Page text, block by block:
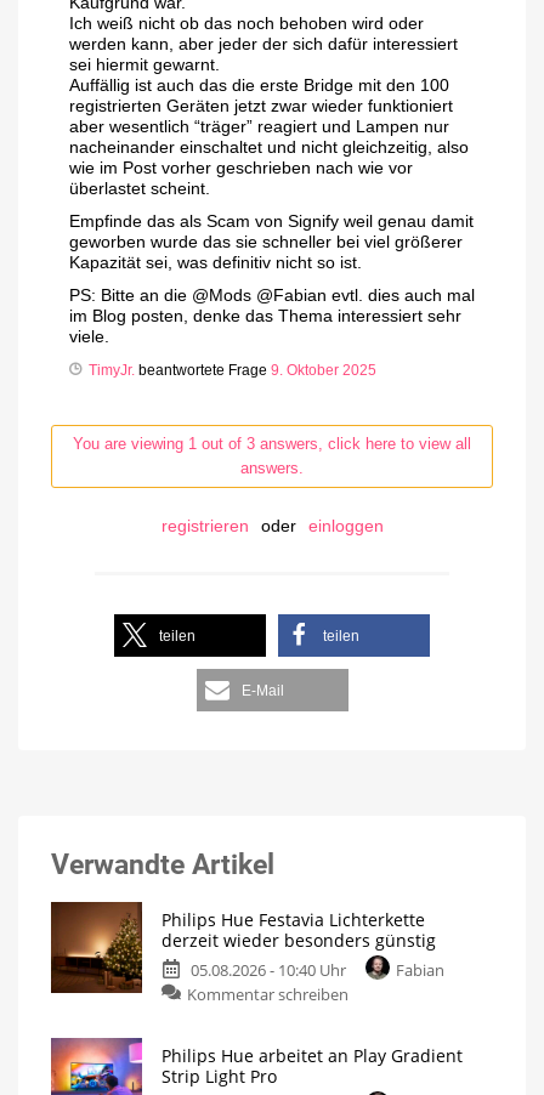
Ich weiß nicht ob das noch behoben wird oder
werden kann, aber jeder der sich dafür interessiert
sei hiermit gewarnt.
Auffällig ist auch das die erste Bridge mit den 100
registrierten Geräten jetzt zwar wieder funktioniert
aber wesentlich “träger” reagiert und Lampen nur
nacheinander einschaltet und nicht gleichzeitig, also
wie im Post vorher geschrieben nach wie vor
überlastet scheint.
Empfinde das als Scam von Signify weil genau damit
geworben wurde das sie schneller bei viel größerer
Kapazität sei, was definitiv nicht so ist.
PS: Bitte an die @Mods @Fabian evtl. dies auch mal
im Blog posten, denke das Thema interessiert sehr
viele.
TimyJr. beantwortete Frage 9. Oktober 2025
You are viewing 1 out of 3 answers, click here to view all
answers.
registrieren oder einloggen
teilen teilen
E-Mail
Verwandte Artikel
Philips Hue Festavia Lichterkette
derzeit wieder besonders günstig
05.08.2026 - 10:40 Uhr
Fabian
Kommentar schreiben
Philips Hue arbeitet an Play Gradient
Strip Light Pro